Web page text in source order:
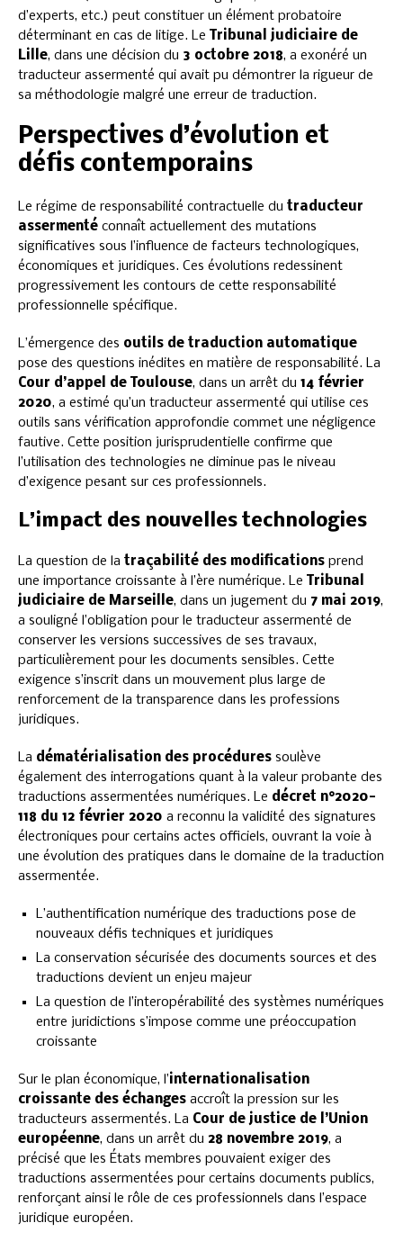
d’experts, etc.) peut constituer un élément probatoire
déterminant en cas de litige. Le
Tribunal judiciaire de
Lille, dans une décision du 3 octobre 2018, a exonéré un
traducteur assermenté qui avait pu démontrer la rigueur de
sa méthodologie malgré une erreur de traduction.
Perspectives d’évolution et
défis contemporains
Le régime de responsabilité contractuelle du traducteur
assermenté connaît actuellement des mutations
significatives sous l’influence de facteurs technologiques,
économiques et juridiques. Ces évolutions redessinent
progressivement les contours de cette responsabilité
professionnelle spécifique.
L’émergence des outils de traduction automatique
pose des questions inédites en matière de responsabilité. La
Cour d’appel de Toulouse, dans un arrêt du 14 février
2020, a estimé qu’un traducteur assermenté qui utilise ces
outils sans vérification approfondie commet une négligence
fautive. Cette position jurisprudentielle confirme que
l’utilisation des technologies ne diminue pas le niveau
d’exigence pesant sur ces professionnels.
L’impact des nouvelles technologies
La question de la traçabilité des modifications prend
une importance croissante à l’ère numérique. Le
Tribunal
judiciaire de Marseille, dans un jugement du 7 mai 2019,
a souligné l’obligation pour le traducteur assermenté de
conserver les versions successives de ses travaux,
particulièrement pour les documents sensibles. Cette
exigence s’inscrit dans un mouvement plus large de
renforcement de la transparence dans les professions
juridiques.
La dématérialisation des procédures soulève
également des interrogations quant à la valeur probante des
traductions assermentées numériques. Le décret n°2020-
118 du 12 février 2020 a reconnu la validité des signatures
électroniques pour certains actes officiels, ouvrant la voie à
une évolution des pratiques dans le domaine de la traduction
assermentée.
L’authentification numérique des traductions pose de
nouveaux défis techniques et juridiques
La conservation sécurisée des documents sources et des
traductions devient un enjeu majeur
La question de l’interopérabilité des systèmes numériques
entre juridictions s’impose comme une préoccupation
croissante
Sur le plan économique, l’internationalisation
croissante des échanges accroît la pression sur les
traducteurs assermentés. La Cour de justice de l’Union
européenne, dans un arrêt du 28 novembre 2019, a
précisé que les États membres pouvaient exiger des
traductions assermentées pour certains documents publics,
renforçant ainsi le rôle de ces professionnels dans l’espace
juridique européen.